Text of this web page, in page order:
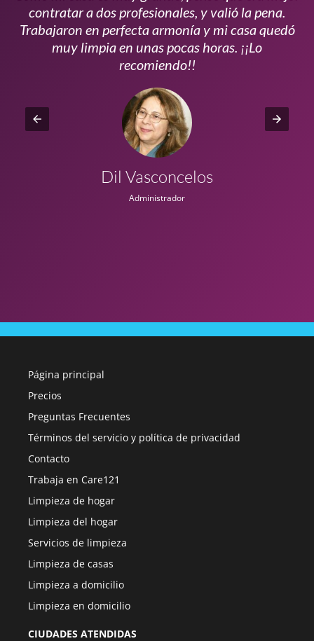
contratar a dos profesionales, y valió la pena.
Trabajaron en perfecta armonía y mi casa quedó
muy limpia en unas pocas horas. ¡¡Lo
recomiendo!!
Dil Vasconcelos
Administrador
Página principal
Precios
Preguntas Frecuentes
Términos del servicio y política de privacidad
Contacto
Trabaja en Care121
Limpieza de hogar
Limpieza del hogar
Servicios de limpieza
Limpieza de casas
Limpieza a domicilio
Limpieza en domicilio
CIUDADES ATENDIDAS